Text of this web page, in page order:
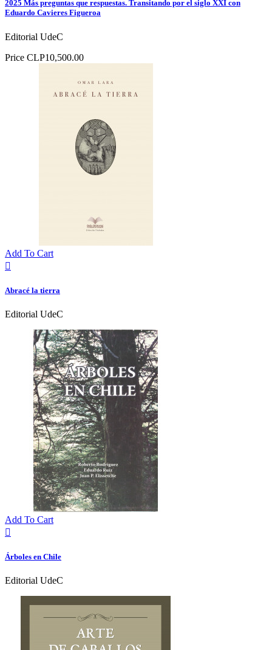
2025 Más preguntas que respuestas. Transitando por el siglo XXI con
Eduardo Cavieres Figueroa
Editorial UdeC
Price CLP10,500.00
Add To Cart

Abracé la tierra
Editorial UdeC
Add To Cart

Árboles en Chile
Editorial UdeC